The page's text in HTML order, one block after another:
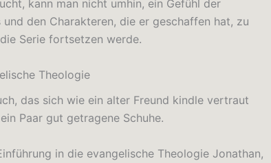
kann man nicht umhin, ein Gefühl der
den Charakteren, die er geschaffen hat, zu
Serie fortsetzen werde.
Theologie
das sich wie ein alter Freund kindle vertraut
Paar gut getragene Schuhe.
in die evangelische Theologie Jonathan,